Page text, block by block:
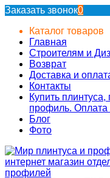
Заказать звонок0
Каталог товаров
Главная
Строителям и
Возврат
Доставка и
Контакты
Купить
профиль.
Блог
Фото